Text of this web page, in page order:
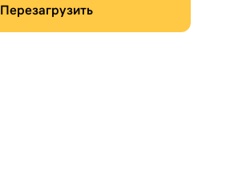
Перезагрузить